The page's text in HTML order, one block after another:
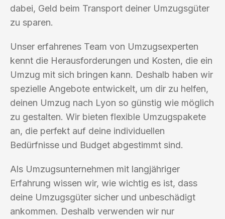
dabei, Geld beim Transport deiner Umzugsgüter
zu sparen.
Unser erfahrenes Team von Umzugsexperten
kennt die Herausforderungen und Kosten, die ein
Umzug mit sich bringen kann. Deshalb haben wir
spezielle Angebote entwickelt, um dir zu helfen,
deinen Umzug nach Lyon so günstig wie möglich
zu gestalten. Wir bieten flexible Umzugspakete
an, die perfekt auf deine individuellen
Bedürfnisse und Budget abgestimmt sind.
Als Umzugsunternehmen mit langjähriger
Erfahrung wissen wir, wie wichtig es ist, dass
deine Umzugsgüter sicher und unbeschädigt
ankommen. Deshalb verwenden wir nur